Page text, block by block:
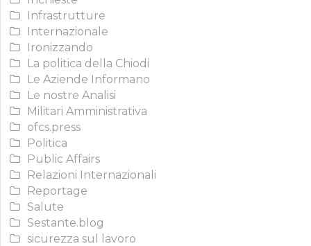
Infrastrutture
Internazionale
Ironizzando
La politica della Chiodi
Le Aziende Informano
Le nostre Analisi
Militari Amministrativa
ofcs.press
Politica
Public Affairs
Relazioni Internazionali
Reportage
Salute
Sestante.blog
sicurezza sul lavoro